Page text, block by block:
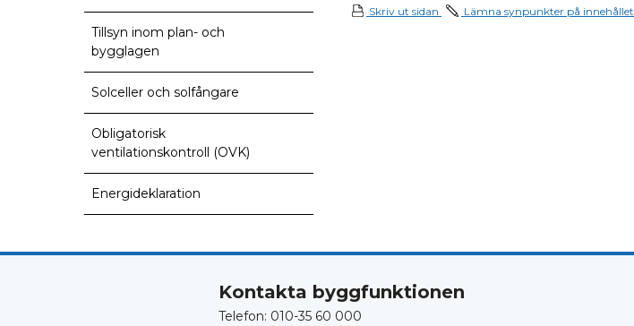
Tillsyn inom plan- och
bygglagen
Solceller och solfångare
Obligatorisk
ventilationskontroll (OVK)
Energideklaration
Skriv ut sidan
Lämna synpunkter på innehållet
Kontakta byggfunktionen
Telefon: 010-35 60 000